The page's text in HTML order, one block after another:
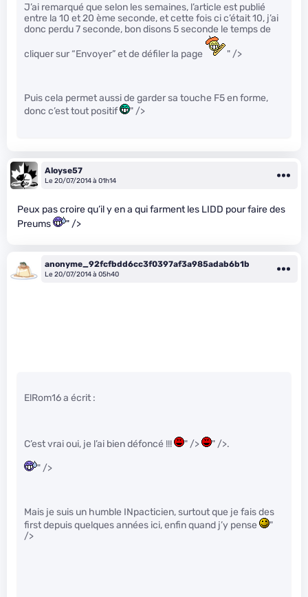
J’ai remarqué que selon les semaines, l’article est publié
entre la 10 et 20 ème seconde, et cette fois ci c’était 10, j’ai
donc perdu 7 seconde, bon disons 5 seconde le temps de
cliquer sur “Envoyer” et de défiler la page " />
Puis cela permet aussi de garder sa touche F5 en forme,
donc c’est tout positif
" />
Aloyse57
Le 20/07/2014 à 01h14
Peux pas croire qu’il y en a qui farment les LIDD pour faire des
Preums
" />
anonyme_92fcfbdd6cc3f0397af3a985adab6b1b
Le 20/07/2014 à 05h40
ElRom16 a écrit :
C’est vrai oui, je l’ai bien défoncé !!! " /> " />.
" />
Mais je suis un humble INpacticien, surtout que je fais des
first depuis quelques années ici, enfin quand j’y pense
"
/>